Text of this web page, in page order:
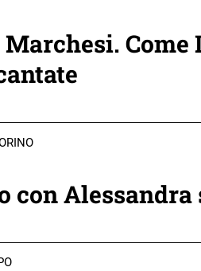
Come
con